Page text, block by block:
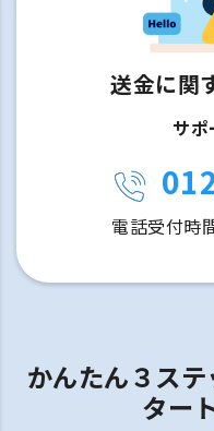
送金に関
サポ
電話受付時
かんたん３ス
ター